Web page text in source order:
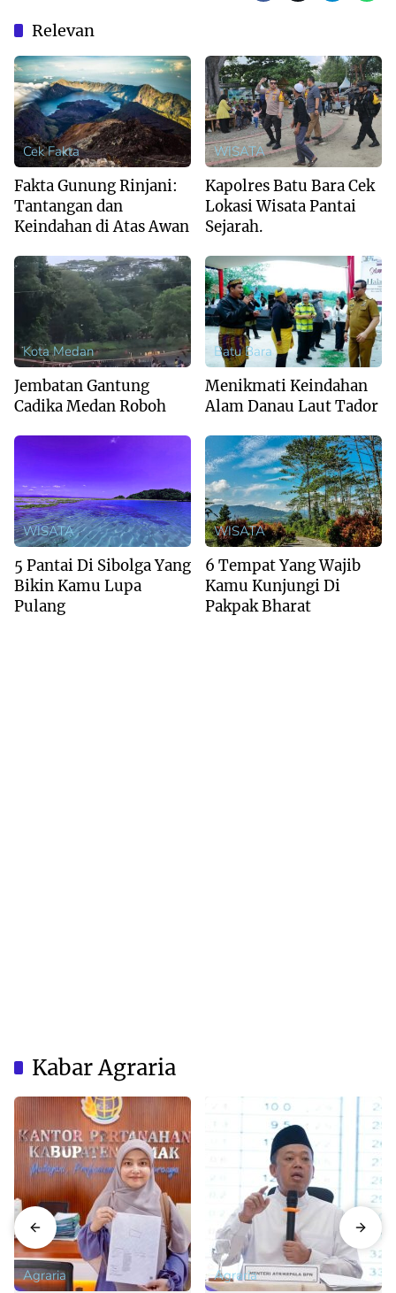
Relevan
Cek Fakta
Fakta Gunung Rinjani:
Tantangan dan
Keindahan di Atas Awan
WISATA
Kapolres Batu Bara Cek
Lokasi Wisata Pantai
Sejarah.
Kota Medan
Jembatan Gantung
Cadika Medan Roboh
Batu Bara
Menikmati Keindahan
Alam Danau Laut Tador
WISATA
5 Pantai Di Sibolga Yang
Bikin Kamu Lupa
Pulang
WISATA
6 Tempat Yang Wajib
Kamu Kunjungi Di
Pakpak Bharat
Kabar Agraria
Agraria Agraria